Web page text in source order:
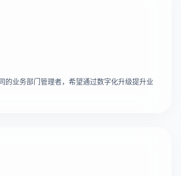
的业务部门管理者，希望通过数字化升级提升业